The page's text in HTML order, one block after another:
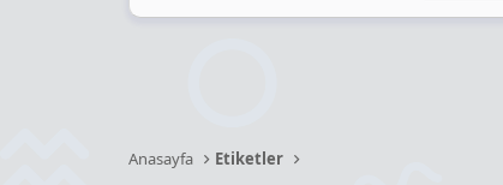
Anasayfa Etiketler